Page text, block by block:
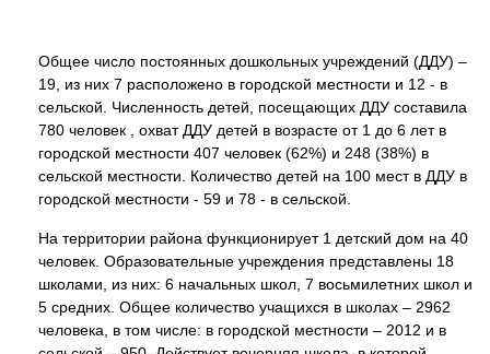
Общее число постоянных дошкольных учреждений (ДДУ) –
19, из них 7 расположено в городской местности и 12 - в
сельской. Численность детей, посещающих ДДУ составила
780 человек , охват ДДУ детей в возрасте от 1 до 6 лет в
городской местности 407 человек (62%) и 248 (38%) в
сельской местности. Количество детей на 100 мест в ДДУ в
городской местности - 59 и 78 - в сельской.
На территории района функционирует 1 детский дом на 40
человек. Образовательные учреждения представлены 18
школами, из них: 6 начальных школ, 7 восьмилетних школ и
5 средних. Общее количество учащихся в школах – 2962
человека, в том числе: в городской местности – 2012 и в